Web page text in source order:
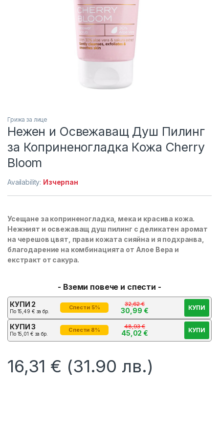
Грижа за лице
Нежен и Освежаващ Душ Пилинг
за Коприненогладка Кожа Cherry
Bloom
Availability: Изчерпан
Усещане за коприненогладка, мека и красива кожа.
Нежният и освежаващ душ пилинг с деликатен аромат
на черешов цвят, прави кожата сияйна и я подхранва,
благодарение на комбинацията от Алое Вера и
екстракт от сакура.
- Вземи повече и спести -
КУПИ 2
По 15,49 € за бр.
Спести 5% 32,62€
30,99 € КУПИ
КУПИ 3
По 15,01 € за бр.
Спести 8% 48,93€
45,02€ КУПИ
16,31 € (31.90 лв.)